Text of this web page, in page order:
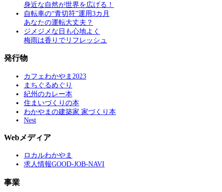
身近な自然が世界を広げる！
自転車の“青切符”運用3カ月
あなたの運転大丈夫？
ジメジメな日も心地よく
梅雨は香りでリフレッシュ
発行物
カフェわかやま2023
まちぐるめぐり
紀州のカレー本
住まいづくりの本
わかやまの建築家 家づくり本
Nest
Webメディア
ロカルわかやま
求人情報GOOD-JOB-NAVI
事業